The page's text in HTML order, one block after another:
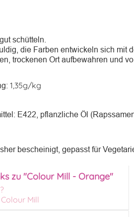
schütteln.
die Farben entwickeln sich mit
trockenen Ort aufbewahren und
1,35g/kg
E422, pflanzliche Öl
bescheinigt, gepasst für
zu "Colour Mill - Orange"
Mill